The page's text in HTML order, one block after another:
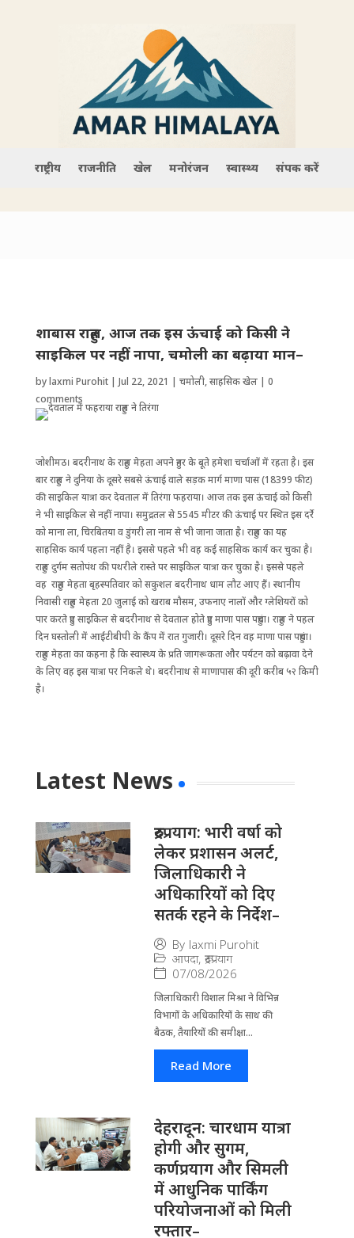
राष्ट्रीय राजनीति खेल मनोरंजन स्वास्थ्य संपर्क करें
शाबास राहुल, आज तक इस ऊंचाई को किसी ने
साइकिल पर नहीं नापा, चमोली का बढ़ाया मान–
bylaxmi Purohit| Jul 22, 2021 | चमोली,साहसिक खेल| 0
comments
जोशीमठ। बदरीनाथ के राहुल मेहता अपने हुनर के बूते हमेशा चर्चाओं में रहता है। इस
बार राहुल ने दुनिया के दूसरे सबसे ऊंचाई वाले सड़क मार्ग माणा पास (18399 फीट)
की साइकिल यात्रा कर देवताल में तिरंगा फहराया। आज तक इस ऊंचाई को किसी
ने भी साइकिल से नहीं नापा। समुद्रतल से 5545 मीटर की ऊंचाई पर स्थित इस दर्रे
को माना ला, चिरबितया व डुंगरी ला नाम से भी जाना जाता है। राहुल का यह
साहसिक कार्य पहला नहीं है। इससे पहले भी वह कई साहसिक कार्य कर चुका है।
राहुल दुर्गम सतोपंथ की पथरीले रास्ते पर साइकिल यात्रा कर चुका है। इससे पहले
वह राहुल मेहता बृहस्पतिवार को सकुशल बदरीनाथ धाम लौट आए हैं। स्थानीय
निवासी राहुल मेहता 20 जुलाई को खराब मौसम, उफनाए नालों और ग्ले‌शियरों को
पार करते हुए साइकिल से बदरीनाथ से देवताल होते हुए माणा पास पहुंचा। राहुल ने पहल
दिन घस्तोली में आईटीबीपी के कैंप में रात गुजारी। दूसरे दिन वह माणा पास पहुंचा।
राहुल मेहता का कहना है कि स्वास्थ्य के प्रति जागरूकता और पर्यटन को बढ़ावा देने
के लिए वह इस यात्रा पर निकले थे। बदरीनाथ से माणापास की दूरी करीब ५२ किमी
है।
Latest News
रुद्रप्रयाग: भारी वर्षा को
लेकर प्रशासन अलर्ट,
जिलाधिकारी ने
अधिकारियों को दिए
सतर्क रहने के निर्देश–
By laxmi Purohit
आपदा, रूद्रप्रयाग
07/08/2026
जिला​धिकारी विशाल मिश्रा ने वि​भिन्न
विभागों के अ​धिकारियों के साथ की
बैठक, तैयारियों की समीक्षा...
Read More
देहरादून: चारधाम यात्रा
होगी और सुगम,
कर्णप्रयाग और सिमली
में आधुनिक पार्किंग
परियोजनाओं को मिली
रफ्तार–